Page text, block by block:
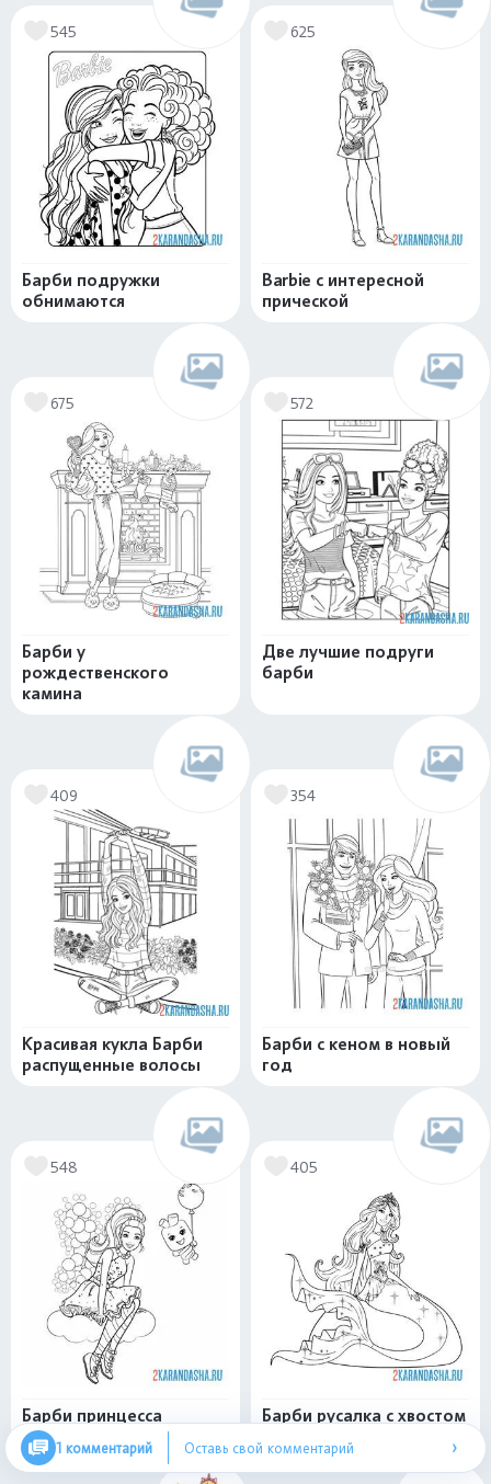
545
Барби подружки
обнимаются
625
Barbie с интересной
прической
675
Барби у
рождественского
камина
572
Две лучшие подруги
барби
409
Красивая кукла Барби
распущенные волосы
354
Барби с кеном в новый
год
548
Барби принцесса
дримтопия
405
Барби русалка с хвостом
1 комментарий Оставь свой комментарий ›